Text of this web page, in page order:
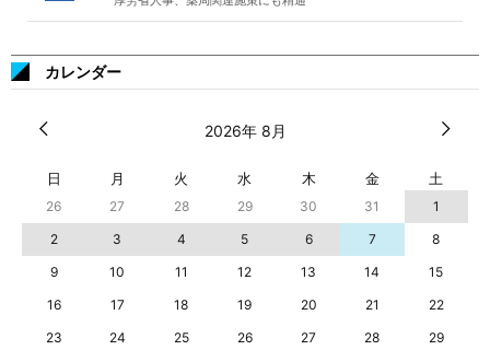
カレンダー
2026年 8月
日 月 火 水 木 金 土
26 27 28 29 30 31
1
2
3 4 5 6 7
8
9
10 11 12 13 14
15
16
17 18 19 20 21
22
23
24 25 26 27 28
29